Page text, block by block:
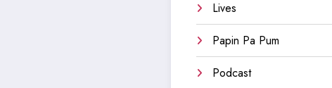
Lives
Papin Pa Pum
Podcast